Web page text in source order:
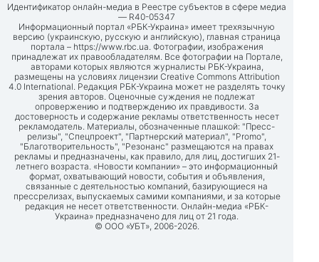
Идентификатор онлайн-медиа в Реестре субъектов в сфере медиа
— R40-05347
Информационный портал «РБК-Украина» имеет трехязычную
версию (украинскую, русскую и английскую), главная страница
портала – https://www.rbc.ua . Фотографии, изображения
принадлежат их правообладателям. Все фотографии на Портале,
авторами которых являются журналисты РБК-Украина,
размещены на условиях лицензии Creative Commons Attribution
4.0 International. Редакция РБК-Украина может не разделять точку
зрения авторов. Оценочные суждения не подлежат
опровержению и подтверждению их правдивости. За
достоверность и содержание рекламы ответственность несет
рекламодатель. Материалы, обозначенные плашкой: "Пресс-
релизы", "Спецпроект", "Партнерский материал", "Promo",
"Благотворительность", "Резонанс" размещаются на правах
рекламы и предназначены, как правило, для лиц, достигших 21-
летнего возраста. «Новости компании» – это информационный
формат, охватывающий новости, события и объявления,
связанные с деятельностью компаний, базирующиеся на
прессрелизах, выпускаемых самими компаниями, и за которые
редакция не несет ответственности. Онлайн-медиа «РБК-
Украина» предназначено для лиц от 21 года.
© ООО «УБТ», 2006-2026.